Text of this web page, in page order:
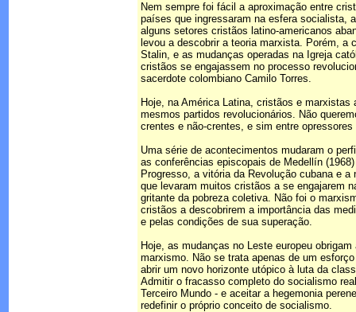
Nem sempre foi fácil a aproximação entre
países que ingressaram na esfera socialista,
alguns setores cristãos latino-americanos
levou a descobrir a teoria marxista. Porém,
Stalin, e as mudanças operadas na Igreja
cristãos se engajassem no processo
sacerdote colombiano Camilo Torres.
Hoje, na América Latina, cristãos e
mesmos partidos revolucionários. Não
crentes e não-crentes, e sim entre opressores
Uma série de acontecimentos mudaram o
as conferências episcopais de Medellín
Progresso, a vitória da Revolução cubana e
que levaram muitos cristãos a se engajarem
gritante da pobreza coletiva. Não foi o
cristãos a descobrirem a importância das
e pelas condições de sua superação.
Hoje, as mudanças no Leste europeu
marxismo. Não se trata apenas de um
abrir um novo horizonte utópico à luta da
Admitir o fracasso completo do socialismo
Terceiro Mundo - e aceitar a hegemonia
redefinir o próprio conceito de socialismo.